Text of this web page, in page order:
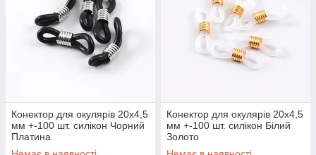
Конектор для окулярів 20х4,5
мм +-100 шт. силікон Чорний
Платина
Конектор для окулярів 20х4,5
мм +-100 шт. силікон Білий
Золото